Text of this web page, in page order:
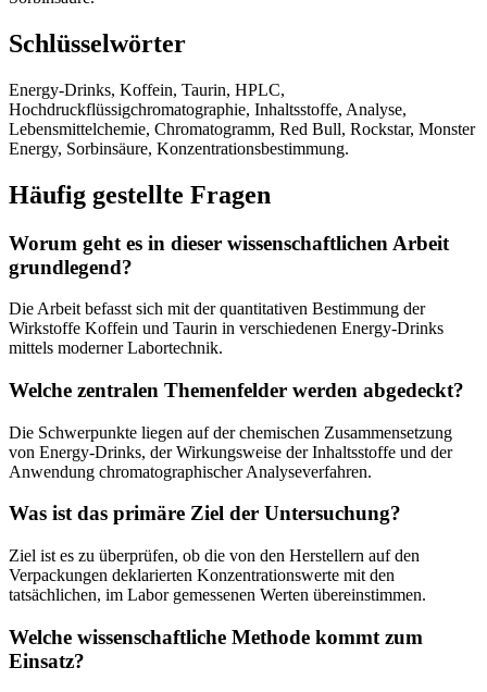
Schlüsselwörter
Energy-Drinks, Koffein, Taurin, HPLC,
Hochdruckflüssigchromatographie, Inhaltsstoffe, Analyse,
Lebensmittelchemie, Chromatogramm, Red Bull, Rockstar, Monster
Energy, Sorbinsäure, Konzentrationsbestimmung.
Häufig gestellte Fragen
Worum geht es in dieser wissenschaftlichen Arbeit
grundlegend?
Die Arbeit befasst sich mit der quantitativen Bestimmung der
Wirkstoffe Koffein und Taurin in verschiedenen Energy-Drinks
mittels moderner Labortechnik.
Welche zentralen Themenfelder werden abgedeckt?
Die Schwerpunkte liegen auf der chemischen Zusammensetzung
von Energy-Drinks, der Wirkungsweise der Inhaltsstoffe und der
Anwendung chromatographischer Analyseverfahren.
Was ist das primäre Ziel der Untersuchung?
Ziel ist es zu überprüfen, ob die von den Herstellern auf den
Verpackungen deklarierten Konzentrationswerte mit den
tatsächlichen, im Labor gemessenen Werten übereinstimmen.
Welche wissenschaftliche Methode kommt zum
Einsatz?